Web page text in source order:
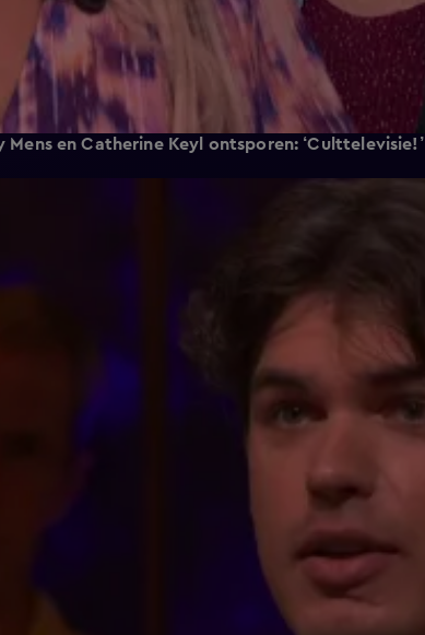
en Catherine Keyl ontsporen: ‘Culttelevisie!’